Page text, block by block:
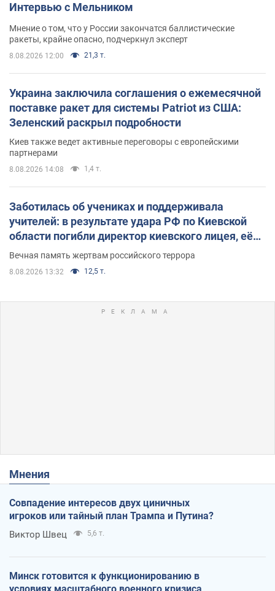
Интервью с Мельником
Мнение о том, что у России закончатся баллистические
ракеты, крайне опасно, подчеркнул эксперт
8.08.2026 12:00 21,3 т.
Украина заключила соглашения о ежемесячной
поставке ракет для системы Patriot из США:
Зеленский раскрыл подробности
Киев также ведет активные переговоры с европейскими
партнерами
8.08.2026 14:08 1,4 т.
Заботилась об учениках и поддерживала
учителей: в результате удара РФ по Киевской
области погибли директор киевского лицея, её
муж и внук
Вечная память жертвам российского террора
8.08.2026 13:32 12,5 т.
Мнения
Совпадение интересов двух циничных
игроков или тайный план Трампа и Путина?
Виктор Швец 5,6 т.
Минск готовится к функционированию в